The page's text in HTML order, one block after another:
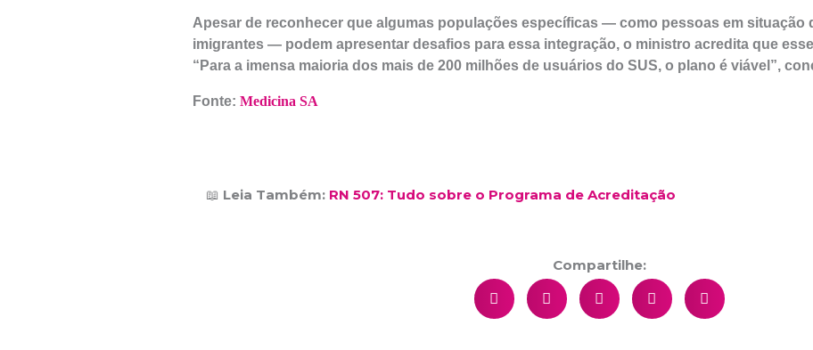
Apesar de reconhecer que algumas populações específicas — como pessoas em situação
imigrantes — podem apresentar desafios para essa integração, o ministro acredita que
“Para a imensa maioria dos mais de 200 milhões de usuários do SUS, o plano é viável”,
Fonte:Medicina SA
📖 Leia Também: RN 507: Tudo sobre o Programa de Acreditação
Compartilhe: